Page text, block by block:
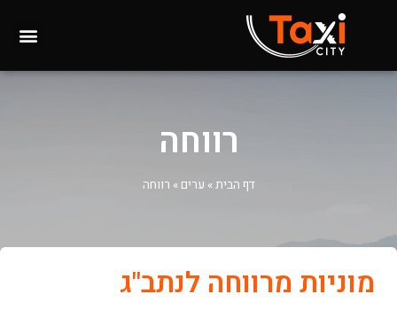
רווחה
דף הבית» ערים » רווחה
מוניות מרווחה לנתב"ג